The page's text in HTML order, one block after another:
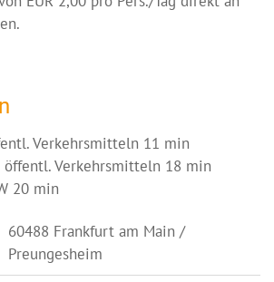
Verkehrsmitteln 11 min
Verkehrsmitteln 18 min
20 min
60488 Frankfurt am Main /
Preungesheim